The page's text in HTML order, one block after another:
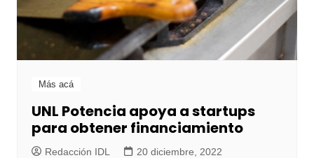
Más acá
UNL Potencia apoya a startups
para obtener financiamiento
Redacción IDL 20 diciembre, 2022